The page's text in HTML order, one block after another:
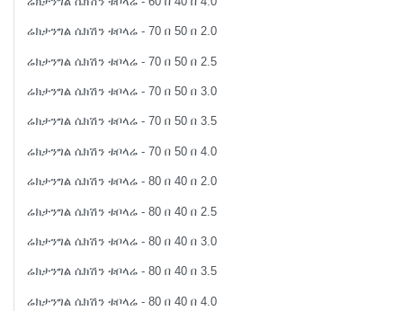
ሬክታንግል ሴክሽን ቱቦላሬ - 70 በ 50 በ 2.0
ሬክታንግል ሴክሽን ቱቦላሬ - 70 በ 50 በ 2.5
ሬክታንግል ሴክሽን ቱቦላሬ - 70 በ 50 በ 3.0
ሬክታንግል ሴክሽን ቱቦላሬ - 70 በ 50 በ 3.5
ሬክታንግል ሴክሽን ቱቦላሬ - 70 በ 50 በ 4.0
ሬክታንግል ሴክሽን ቱቦላሬ - 80 በ 40 በ 2.0
ሬክታንግል ሴክሽን ቱቦላሬ - 80 በ 40 በ 2.5
ሬክታንግል ሴክሽን ቱቦላሬ - 80 በ 40 በ 3.0
ሬክታንግል ሴክሽን ቱቦላሬ - 80 በ 40 በ 3.5
ሬክታንግል ሴክሽን ቱቦላሬ - 80 በ 40 በ 4.0